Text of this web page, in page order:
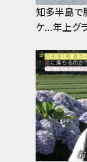
知多半島で
ケ…年上グ